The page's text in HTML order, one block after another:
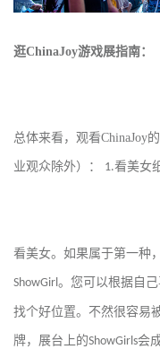
逛ChinaJoy游戏展指南：
总体来看，观看ChinaJoy
业观众除外）： 1.看美女
看美女。如果属于第一种
ShowGirl。您可以根据自
找个好位置。不然很容易
牌，展台上的ShowGirls会